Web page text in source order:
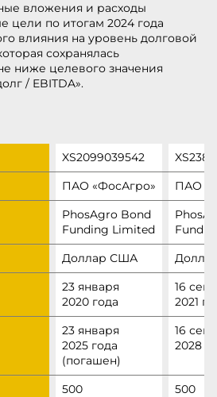
вложения и расходы
цели по итогам 2024 года
влияния на уровень долговой
сохранялась
ниже целевого значения
/ EBITDA».
XS2099039542
ПАО «ФосАгро»
ПАО
PhosAgro Bond
Funding Limited
Доллар США
23 января
2020 года
16
2021
23 января
2025 года
(погашен)
16
2028
500 500